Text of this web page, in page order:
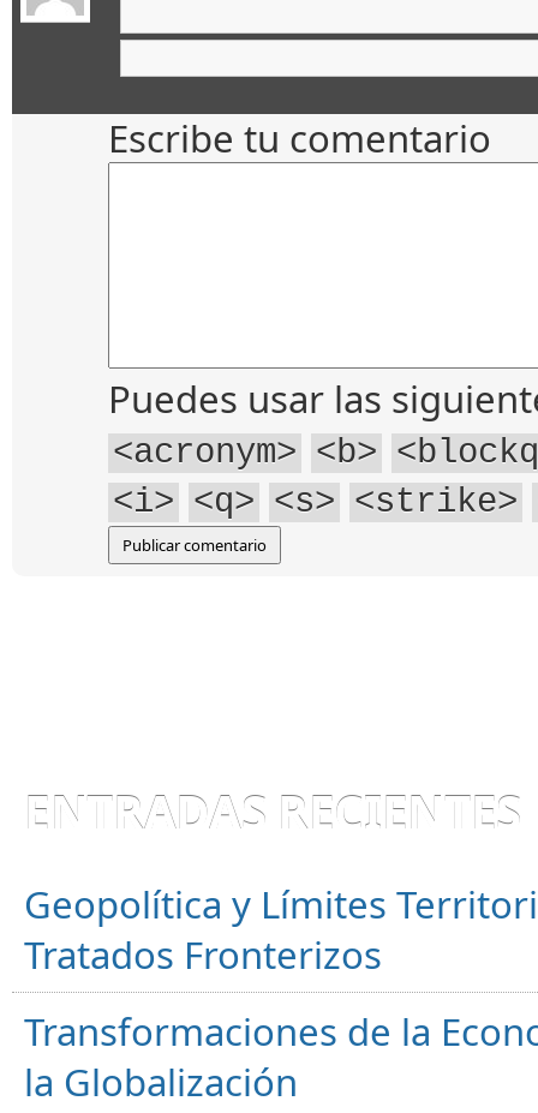
Escribe tu comentario
Puedes usar las
<acronym> <b>
<i> <q> <s> <strike>
ENTRADAS RECIENTES
Geopolítica y Límites
Tratados Fronterizos
Transformaciones de la
la Globalización